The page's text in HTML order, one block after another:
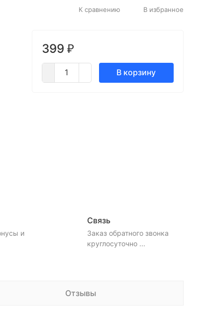
К сравнению В избранное
399 ₽
В корзину
и
Связь
Заказ обратного звонка
круглосуточно ...
Отзывы